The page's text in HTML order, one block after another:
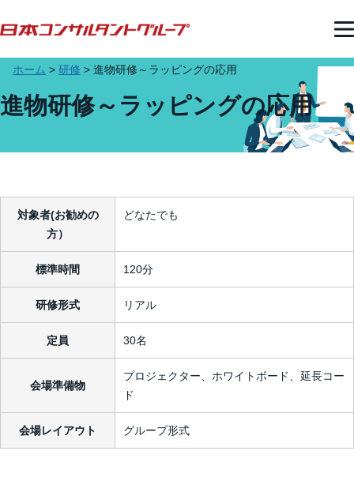
ホーム > 研修 > 進物研修～ラッピングの応用
進物研修～ラッピングの応用
対象者(お勧めの
方）
どなたでも
標準時間 120分
研修形式 リアル
定員 30名
会場準備物
プロジェクター、ホワイトボード、延長コー
ド
会場レイアウト グループ形式